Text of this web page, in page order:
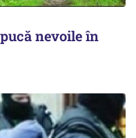
nevoile în